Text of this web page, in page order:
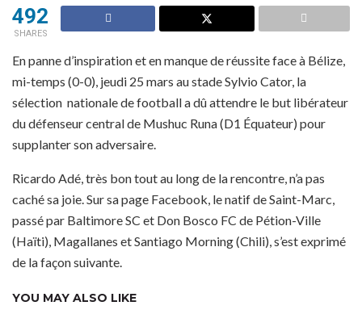
492
SHARES
En panne d’inspiration et en manque de réussite face à Bélize,
mi-temps (0-0), jeudi 25 mars au stade Sylvio Cator, la
sélection nationale de football a dû attendre le but libérateur
du défenseur central de Mushuc Runa (D1 Équateur) pour
supplanter son adversaire.
Ricardo Adé, très bon tout au long de la rencontre, n’a pas
caché sa joie. Sur sa page Facebook, le natif de Saint-Marc,
passé par Baltimore SC et Don Bosco FC de Pétion-Ville
(Haïti), Magallanes et Santiago Morning (Chili), s’est exprimé
de la façon suivante.
YOU MAY ALSO LIKE